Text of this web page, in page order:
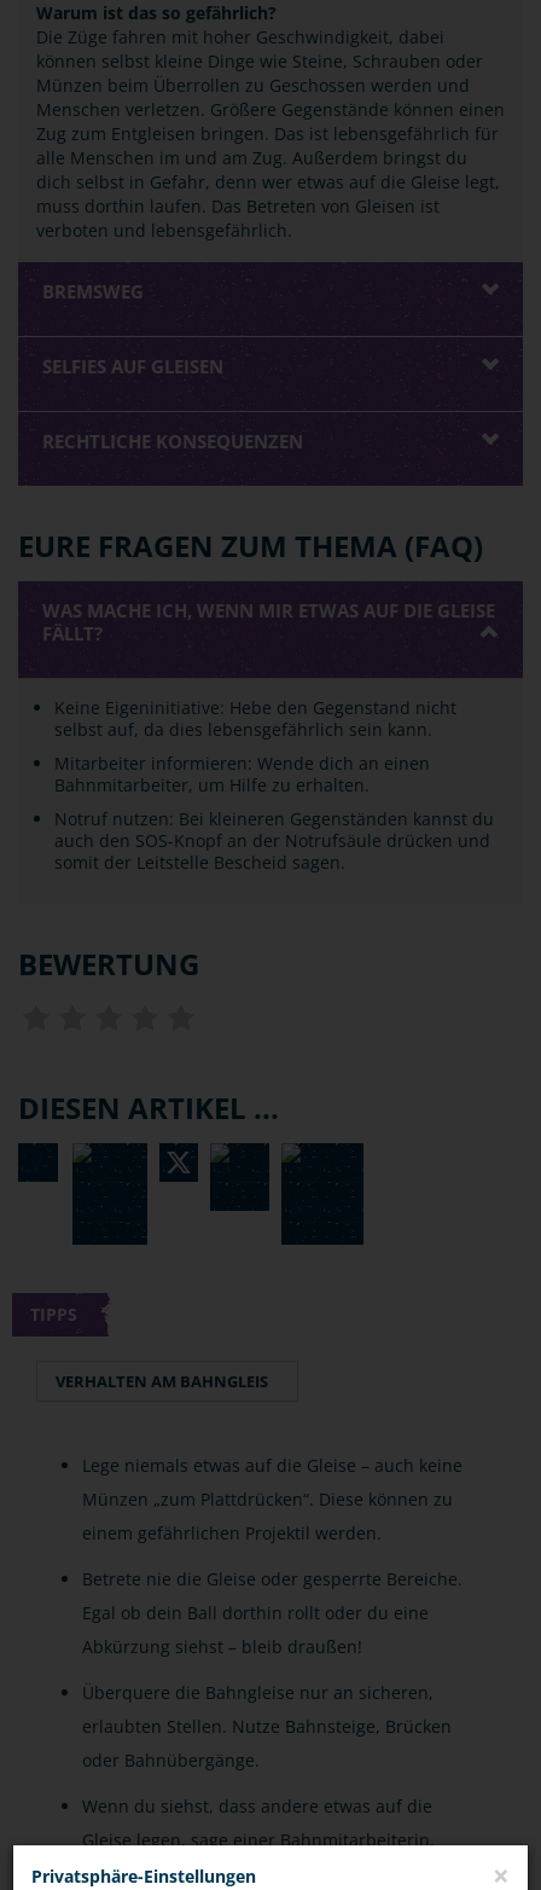
Warum ist das so gefährlich?
Die Züge fahren mit hoher Geschwindigkeit, dabei
können selbst kleine Dinge wie Steine, Schrauben oder
Münzen beim Überrollen zu Geschossen werden und
Menschen verletzen. Größere Gegenstände können einen
Zug zum Entgleisen bringen. Das ist lebensgefährlich für
alle Menschen im und am Zug. Außerdem bringst du
dich selbst in Gefahr, denn wer etwas auf die Gleise legt,
muss dorthin laufen. Das Betreten von Gleisen ist
verboten und lebensgefährlich.
BREMSWEG
SELFIES AUF GLEISEN
RECHTLICHE KONSEQUENZEN
EURE FRAGEN ZUM THEMA (FAQ)
WAS MACHE ICH, WENN MIR ETWAS AUF DIE GLEISE
FÄLLT?
Keine Eigeninitiative: Hebe den Gegenstand nicht
selbst auf, da dies lebensgefährlich sein kann.
Mitarbeiter informieren: Wende dich an einen
Bahnmitarbeiter, um Hilfe zu erhalten.
Notruf nutzen: Bei kleineren Gegenständen kannst du
auch den SOS-Knopf an der Notrufsäule drücken und
somit der Leitstelle Bescheid sagen.
BEWERTUNG
DIESEN ARTIKEL ...
TIPPS
VERHALTEN AM BAHNGLEIS
Lege niemals etwas auf die Gleise – auch keine
Münzen „zum Plattdrücken“. Diese können zu
einem gefährlichen Projektil werden.
Betrete nie die Gleise oder gesperrte Bereiche.
Egal ob dein Ball dorthin rollt oder du eine
Abkürzung siehst – bleib draußen!
Überquere die Bahngleise nur an sicheren,
erlaubten Stellen. Nutze Bahnsteige, Brücken
oder Bahnübergänge.
Wenn du siehst, dass andere etwas auf die
Gleise legen, sage einer Bahnmitarbeiterin,
einem Bahnmitarbeiter oder der Polizei
Privatsphäre-Einstellungen ×